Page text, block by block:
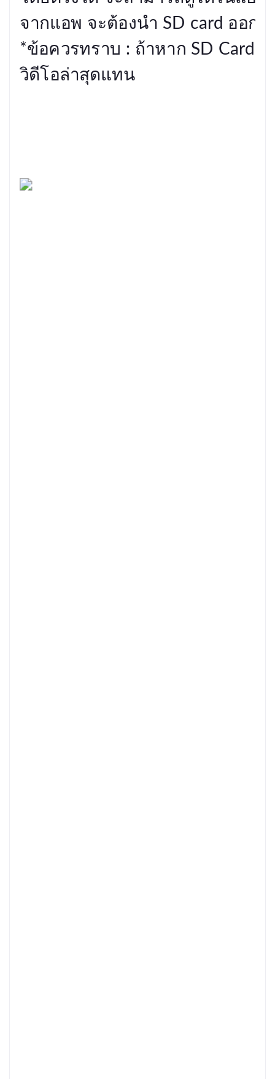
จากแอพ จะต้องนำ SD card ออก
*ข้อควรทราบ : ถ้าหาก SD Card
วิดีโอล่าสุดแทน